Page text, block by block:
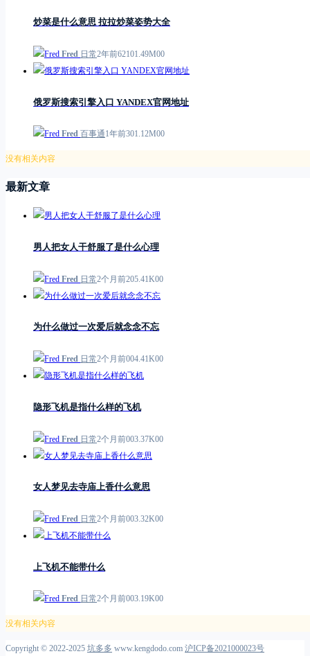
炒菜是什么意思 拉拉炒菜姿势大全
Fred 日常2年前62101.49M00
俄罗斯搜索引擎入口 YANDEX官网地址
Fred 百事通1年前301.12M00
没有相关内容
最新文章
男人把女人干舒服了是什么心理
Fred 日常2个月前205.41K00
为什么做过一次爱后就念念不忘
Fred 日常2个月前004.41K00
隐形飞机是指什么样的飞机
Fred 日常2个月前003.37K00
女人梦见去寺庙上香什么意思
Fred 日常2个月前003.32K00
上飞机不能带什么
Fred 日常2个月前003.19K00
没有相关内容
Copyright © 2022-2025 坑多多 www.kengdodo.com 沪ICP备2021000023号